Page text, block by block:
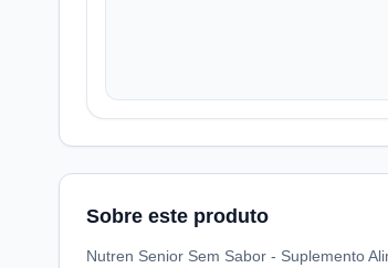
Sobre este produto
Nutren Senior Sem Sabor - Suplemento